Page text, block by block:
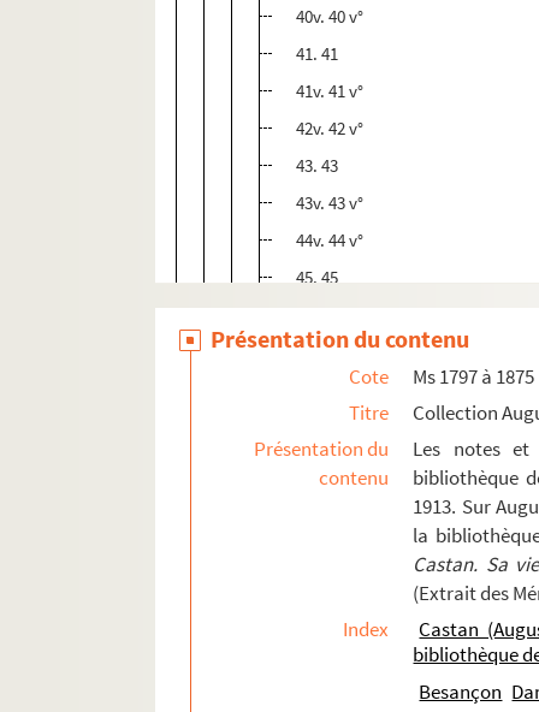
40v. 40 v°
41. 41
41v. 41 v°
42v. 42 v°
43. 43
43v. 43 v°
44v. 44 v°
45. 45
47. 47
47v. 47 v°
49. 49
Présentation du contenu
Cote
Ms 1797 à 1875
Titre
Collection
Présentation du
contenu
Les notes
bibliothèque
1913. Sur
la
Castan. Sa
(Extrait des
Index
Castan
bibliothèque
Besançon